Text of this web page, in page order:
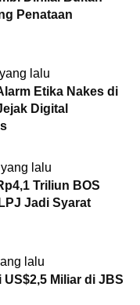
Penataan
lalu
Etika Nakes di
Digital
lalu
Triliun BOS
Jadi Syarat
lalu
Miliar di JBS